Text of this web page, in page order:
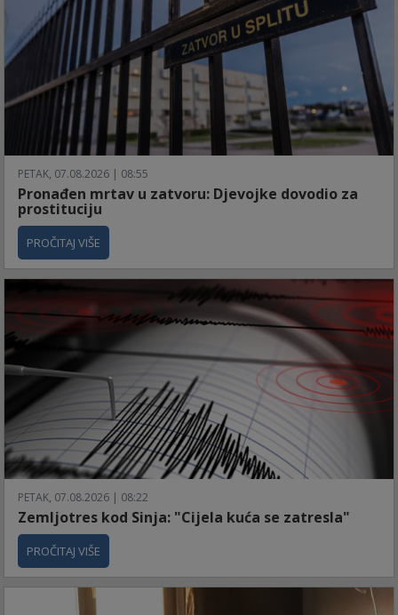
PETAK, 07.08.2026 | 08:55
Pronađen mrtav u zatvoru: Djevojke dovodio za
prostituciju
PROČITAJ VIŠE
PETAK, 07.08.2026 | 08:22
Zemljotres kod Sinja: "Cijela kuća se zatresla"
PROČITAJ VIŠE